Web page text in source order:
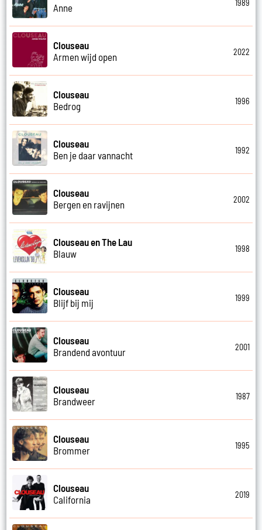
Anne
1989
Clouseau
Armen wijd open
2022
Clouseau
Bedrog
1996
Clouseau
Ben je daar vannacht
1992
Clouseau
Bergen en ravijnen
2002
Clouseau en The Lau
Blauw
1998
Clouseau
Blijf bij mij
1999
Clouseau
Brandend avontuur
2001
Clouseau
Brandweer
1987
Clouseau
Brommer
1995
Clouseau
California
2019